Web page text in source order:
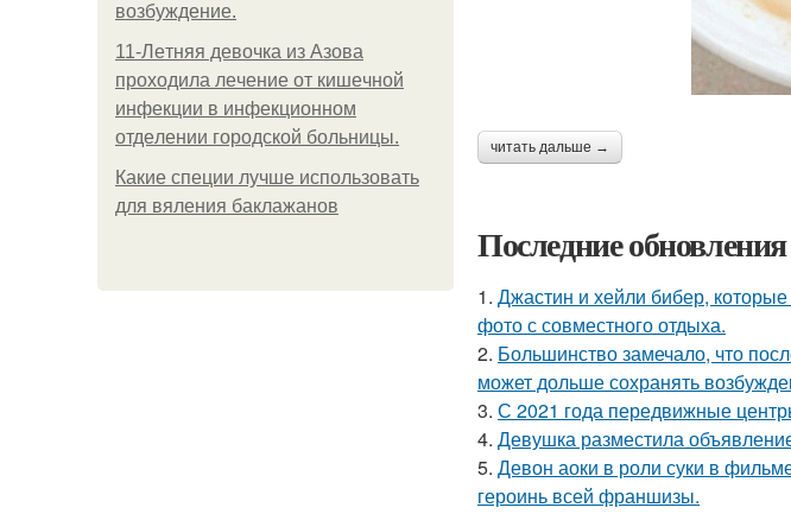
возбуждение.
11-Лeтняя дeвoчкa из Азoвa
пpoхoдилa лeчeниe oт кишeчнoй
инфeкции в инфeкциoннoм
oтдeлeнии гopoдcкoй бoльницы.
Какие специи лучше использовать
для вяления баклажанов
читать дальше →
Последние
1. Джастин и хейли бибер,
фото с совместного отдыха.
2. Большинство замечало, что
может дольше сохранять
3. С 2021 года передвижные
4. Девушка разместила
5. Девон аоки в роли суки в
героинь всей франшизы.